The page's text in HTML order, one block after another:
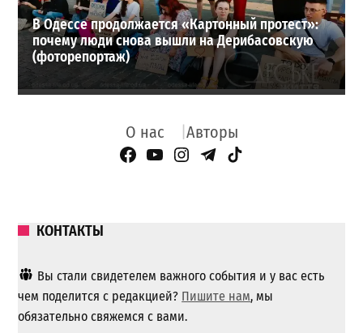
В Одессе продолжается «Картонный протест»:
почему люди снова вышли на Дерибасовскую
(фоторепортаж)
О нас Авторы
Facebook Page
YouTube
Instagram
Telegram
TikTok
КОНТАКТЫ
Вы стали свидетелем важного события и у вас есть
чем поделится с редакцией? Пишите нам, мы
обязательно свяжемся с вами.